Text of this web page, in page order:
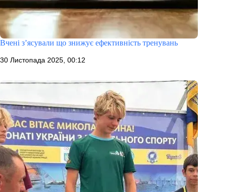
Вчені з’ясували що знижує ефективність тренувань
30 Листопада 2025, 00:12